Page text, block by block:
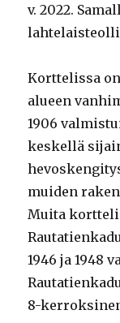
v. 2022.
Korttelissa
alueen
1906
keskellä
muiden
Muita
1946 ja 1948
8-